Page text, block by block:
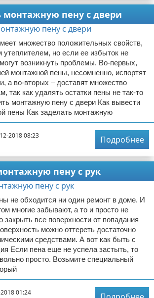
монтажную пену с двери
множество положительных свойств,
но если ее избыток не
возникнуть проблемы. Во-первых,
монтажной пены, несомненно, испортят
а во-вторых – доставят множество
так как удалять остатки пены не так-то
монтажную пену с двери Как вывести
пены Как заделать монтажную
2018 08:23
Подробнее
пену с рук
не обходится ни один ремонт в доме. И
многие забывают, а то и просто не
все поверхности от попадания
можно оттереть достаточно
средствами. А вот как быть с
Если пена еще не успела застыть, то
просто. Возьмите специальный
01:24